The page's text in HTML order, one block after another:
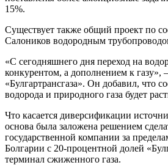
15%.
Существует также общий проект по
Салоников водородным
«С сегодняшнего дня переход на
конкурентом, а дополнением к газу»,
«Булгартрансгаза». Он добавил, что
водорода и природного газа будет
Что касается диверсификации
основа была заложена решением
государственной компании за
Болгарии с 20-процентной долей
терминал сжиженного газа.